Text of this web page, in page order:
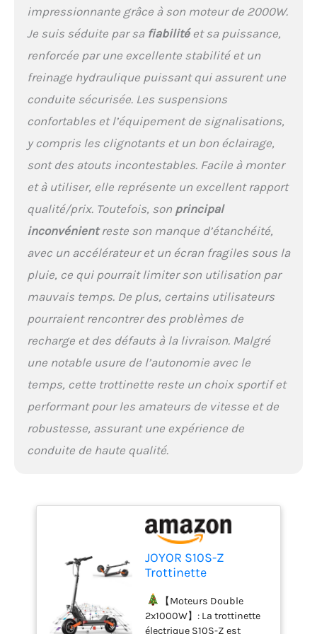
électrique est facile à plier
et à transporter, la taille de
ce scooter électrique pour
adultes après pliage est de
112*61*53cm et le poids est
de 27kg. Vous pouvez
l’emporter dans les outils
de transport en commun,
la ranger dans votre
moyen de transport idéal
pour aller à l'école, au
trajet.
【Trottinette
Electrique intelligent】: La
écran LCD intelligent entre
les poignées, qui affiche la
mode de vitesse actuel, la
durée de vie de la batterie,
phares et feux arrière à
LED avec indicateurs de
vous pouvez rouler jour et
nuit. Le feu d’arrêt à
l'arrière s'allume
automatiquement lors du
freinage pour une
de trottinettes électriques
en France et dans d'autres
pays européens, avec une
livraison rapide, une
service après-vente, une
garantie et des services de
retour et d'échange
impressionnante grâce à son moteur de 2000W.
Je suis séduite par sa fiabilitéet sa puissance,
renforcée par une excellente stabilité et un
freinage hydraulique puissant qui assurent une
conduite sécurisée. Les suspensions
confortables et l’équipement de signalisations,
y compris les clignotants et un bon éclairage,
sont des atouts incontestables. Facile à monter
et à utiliser, elle représente un excellent rapport
qualité/prix. Toutefois, son principal
inconvénientreste son manque d’étanchéité,
avec un accélérateur et un écran fragiles sous la
pluie, ce qui pourrait limiter son utilisation par
mauvais temps. De plus, certains utilisateurs
pourraient rencontrer des problèmes de
recharge et des défauts à la livraison. Malgré
une notable usure de l’autonomie avec le
temps, cette trottinette reste un choix sportif et
performant pour les amateurs de vitesse et de
robustesse, assurant une expérience de
conduite de haute qualité.
JOYOR S10S-Z
Trottinette
Autonomie 70-85KM
Trotinette Electrique
【Moteurs Double
2x1000W】: La trottinette
électrique S10S-Z est